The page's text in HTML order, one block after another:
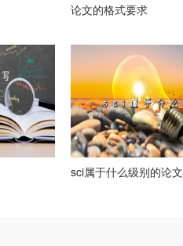
论文的格式要求
sci属于什么级别的论文